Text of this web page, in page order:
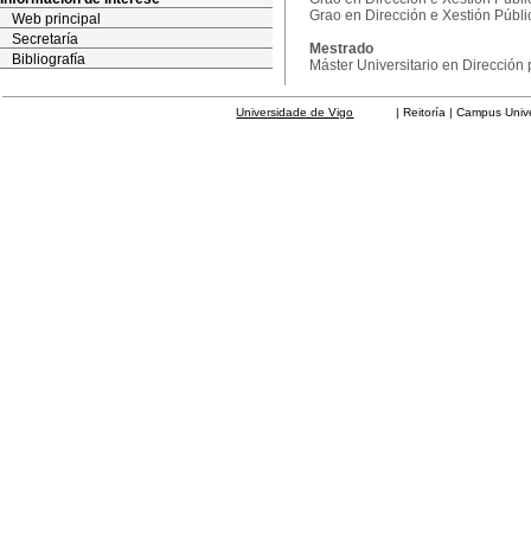
Web principal
Secretaría
Bibliografía
Grao en Dirección e Xestión
Mestrado
Máster Universitario en
Universidade de Vigo | Reitoría | Campus